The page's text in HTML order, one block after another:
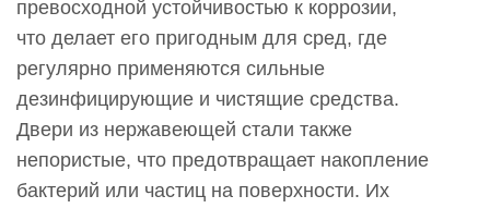
превосходной устойчивостью к коррозии,
что делает его пригодным для сред, где
регулярно применяются сильные
дезинфицирующие и чистящие средства.
Двери из нержавеющей стали также
непористые, что предотвращает накопление
бактерий или частиц на поверхности. Их